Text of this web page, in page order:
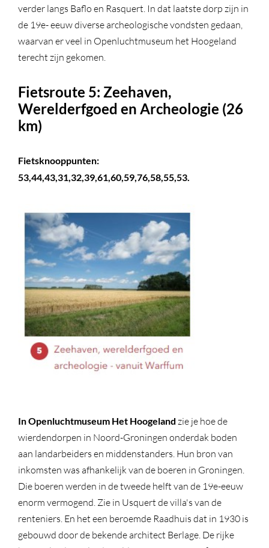
verder langs Baflo en Rasquert. In dat laatste dorp zijn in
de 19e- eeuw diverse archeologische vondsten gedaan,
waarvan er veel in Openluchtmuseum het Hoogeland
terecht zijn gekomen.
Fietsroute 5: Zeehaven,
Werelderfgoed en Archeologie (26
km)
Fietsknooppunten:
53,44,43,31,32,39,61,60,59,76,58,55,53.
In Openluchtmuseum Het Hoogeland zie je hoe de
wierdendorpen in Noord-Groningen onderdak boden
aan landarbeiders en middenstanders. Hun bron van
inkomsten was afhankelijk van de boeren in Groningen.
Die boeren werden in de tweede helft van de 19e-eeuw
enorm vermogend. Zie in Usquert de villa's van de
renteniers. En het een beroemde Raadhuis dat in 1930 is
gebouwd door de bekende architect Berlage. De rijke